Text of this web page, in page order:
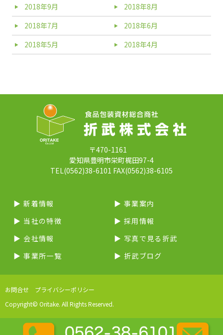
2018年9月
2018年8月
2018年7月
2018年6月
2018年5月
2018年4月
〒470-1161
愛知県豊明市栄町梶田97-4
TEL(0562)38-6101 FAX(0562)38-6105
▶︎ 新着情報
▶︎ 当社の特徴
▶︎ 会社情報
▶︎ 事業所一覧
▶︎ 事業案内
▶︎ 採用情報
▶︎ 写真で見る折武
▶︎ 折武ブログ
お問合せ
プライバシーポリシー
Copyright© Oritake. All Rights Reserved.